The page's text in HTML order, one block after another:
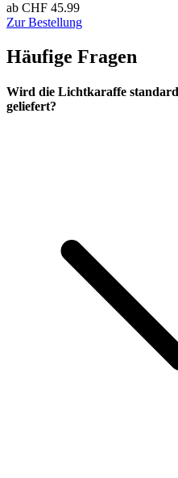
ab CHF 45.99
Zur Bestellung
Häufige Fragen
Wird die Lichtkaraffe
geliefert?